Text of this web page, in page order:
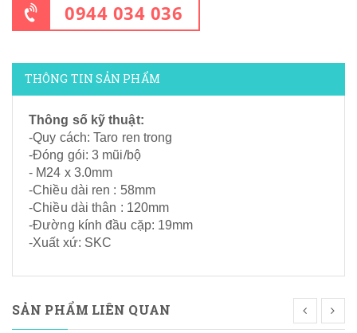
0944 034 036
THÔNG TIN SẢN PHẨM
Thông số kỹ thuật:
-Quy cách: Taro ren trong
-Đóng gói: 3 mũi/bộ
- M24 x 3.0mm
-Chiều dài ren : 58mm
-Chiều dài thân : 120mm
-Đường kính đầu cặp: 19mm
-Xuất xứ: SKC
SẢN PHẨM LIÊN QUAN